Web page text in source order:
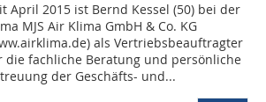
April 2015 ist Bernd Kessel (50) bei der
MJS Air Klima GmbH & Co. KG
als Vertriebsbeauftragter
die fachliche Beratung und persönliche
der Geschäfts- und...